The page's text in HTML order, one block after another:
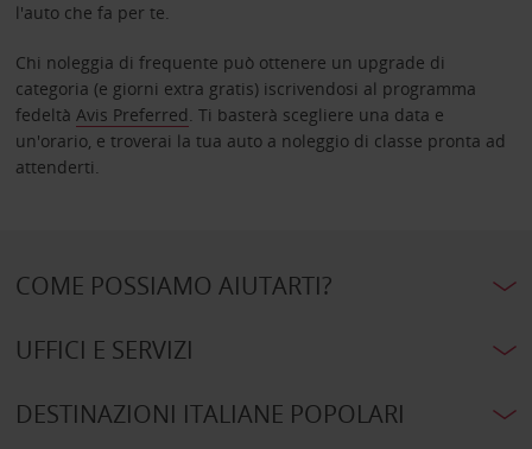
l'auto che fa per te.
Chi noleggia di frequente può ottenere un upgrade di
categoria (e giorni extra gratis) iscrivendosi al programma
fedeltà Avis Preferred. Ti basterà scegliere una data e
un'orario, e troverai la tua auto a noleggio di classe pronta ad
attenderti.
COME POSSIAMO AIUTARTI?
UFFICI E SERVIZI
DESTINAZIONI ITALIANE POPOLARI